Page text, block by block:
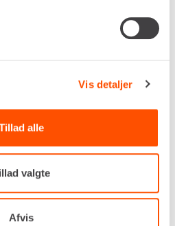
Vis detaljer
alle
valgte
Afvis
1.660 kgf
0,28 kg/cm²
58% / 30°
71° / 57°
2.680 mm